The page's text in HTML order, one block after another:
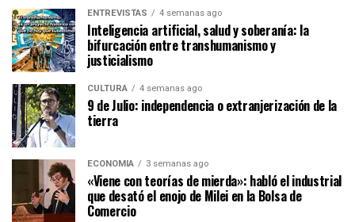
ENTREVISTAS 4 semanas ago
Inteligencia artificial, salud y soberanía: la
bifurcación entre transhumanismo y
justicialismo
CULTURA 4 semanas ago
9 de Julio: independencia o extranjerización de la
tierra
ECONOMÍA 3 semanas ago
«Viene con teorías de mierda»: habló el industrial
que desató el enojo de Milei en la Bolsa de
Comercio